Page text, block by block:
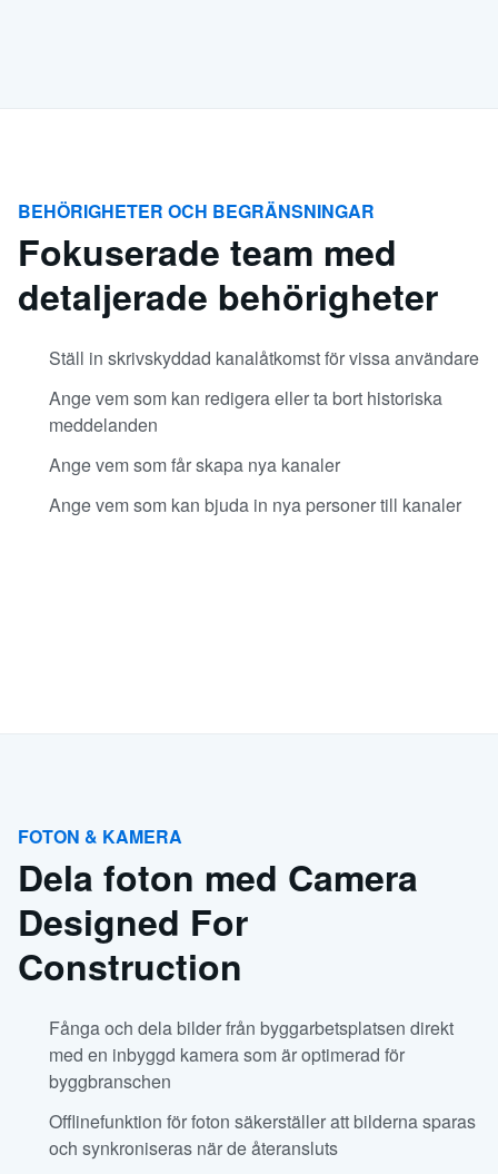
BEHÖRIGHETER OCH BEGRÄNSNINGAR
Fokuserade team med
detaljerade behörigheter
Ställ in skrivskyddad kanalåtkomst för vissa användare
Ange vem som kan redigera eller ta bort historiska
meddelanden
Ange vem som får skapa nya kanaler
Ange vem som kan bjuda in nya personer till kanaler
FOTON & KAMERA
Dela foton med Camera
Designed For
Construction
Fånga och dela bilder från byggarbetsplatsen direkt
med en inbyggd kamera som är optimerad för
byggbranschen
Offlinefunktion för foton säkerställer att bilderna sparas
och synkroniseras när de återansluts